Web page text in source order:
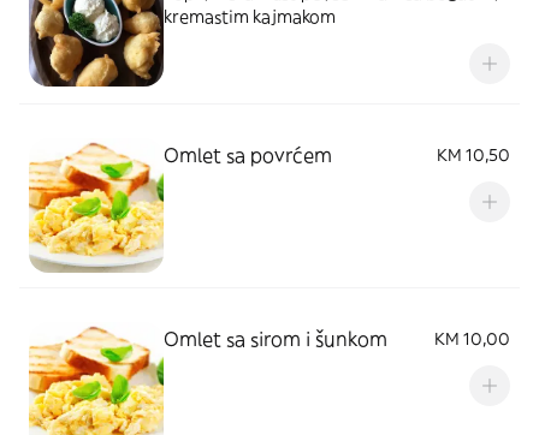
kremastim kajmakom
Omlet sa povrćem KM 10,50
Omlet sa sirom i šunkom KM 10,00